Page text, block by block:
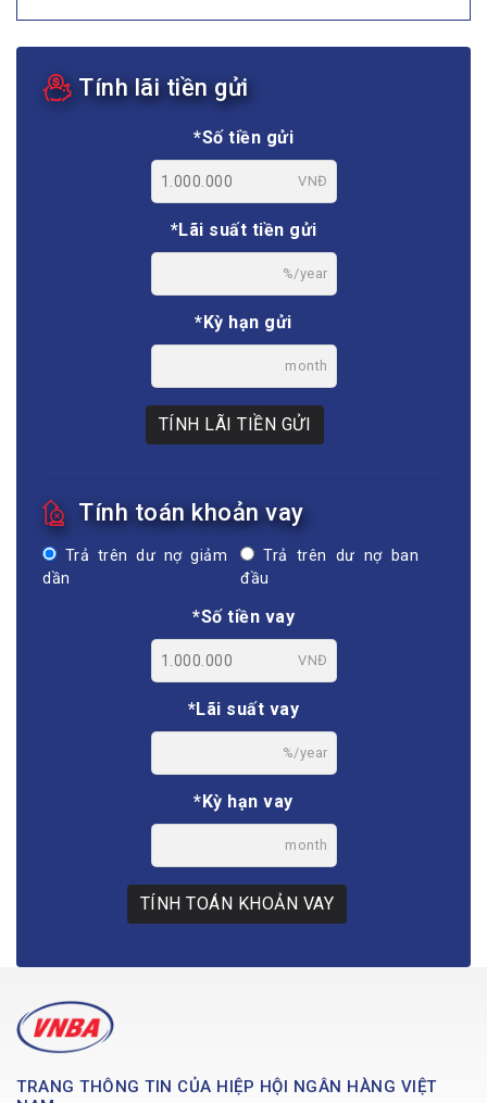
Tính lãi tiền gửi
*Số tiền gửi
VNĐ
*Lãi suất tiền gửi
%/year
*Kỳ hạn gửi
month
TÍNH LÃI TIỀN GỬI
Tính toán khoản vay
Trả trên dư nợ giảm
dần
Trả trên dư nợ ban
đầu
*Số tiền vay
VNĐ
*Lãi suất vay
%/year
*Kỳ hạn vay
month
TÍNH TOÁN KHOẢN VAY
TRANG THÔNG TIN CỦA HIỆP HỘI NGÂN HÀNG VIỆT